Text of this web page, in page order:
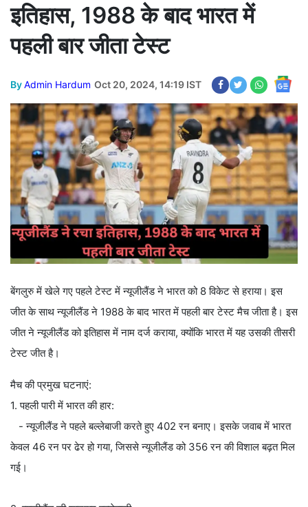
इतिहास, 1988 के बाद भारत में
पहली बार जीता टेस्ट
ByAdmin Hardum Oct 20, 2024, 14:19 IST
बेंगलुरु में खेले गए पहले टेस्ट में न्यूजीलैंड ने भारत को 8 विकेट से हराया। इस
जीत के साथ न्यूजीलैंड ने 1988 के बाद भारत में पहली बार टेस्ट मैच जीता है। इस
जीत ने न्यूजीलैंड को इतिहास में नाम दर्ज कराया, क्योंकि भारत में यह उसकी तीसरी
टेस्ट जीत है।
मैच की प्रमुख घटनाएं:
1. पहली पारी में भारत की हार:
- न्यूजीलैंड ने पहले बल्लेबाजी करते हुए 402 रन बनाए। इसके जवाब में भारत
केवल 46 रन पर ढेर हो गया, जिससे न्यूजीलैंड को 356 रन की विशाल बढ़त मिल
गई।